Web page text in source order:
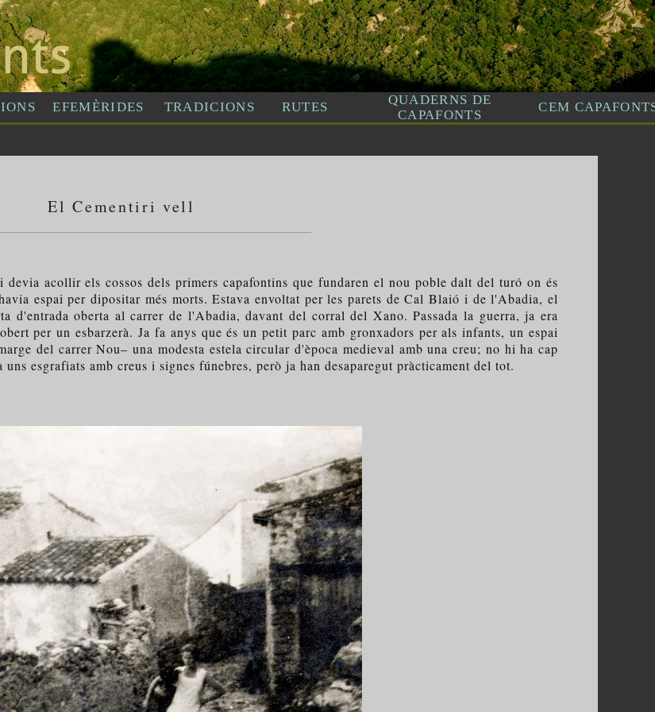
El Cementiri vell
acollir els cossos dels primers capafontins que fundaren el nou poble dalt del turó on és
espai per dipositar més morts. Estava envoltat per les parets de Cal Blaió i de l'Abadia, el
d'entrada oberta al carrer de l'Abadia, davant del corral del Xano. Passada la guerra, ja era
per un esbarzerà. Ja fa anys que és un petit parc amb gronxadors per als infants, un espai
del carrer Nou– una modesta estela circular d'època medieval amb una creu; no hi ha cap
esgrafiats amb creus i signes fúnebres, però ja han desaparegut pràcticament del tot.